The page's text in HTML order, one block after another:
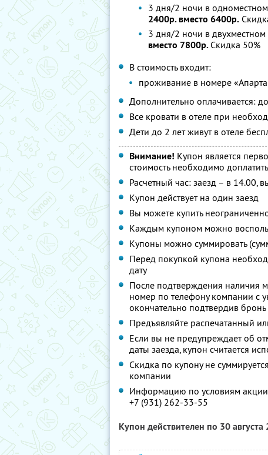
3 дня/2 ночи в
2400р. вместо 6400р.
3 дня/2 ночи в
вместо 7800р. Скидка 50%
В стоимость входит:
проживание в номере
Дополнительно оплачивается:
Все кровати в отеле при
Дети до 2 лет живут в отеле
Внимание! Купон является
стоимость необходимо
Расчетный час: заезд – в 14.00,
Купон действует на один заезд
Вы можете купить
Каждым купоном можно
Купоны можно суммировать
Перед покупкой купона
дату
После подтверждения наличия
номер по телефону компании с
окончательно подтвердив бронь
Предъявляйте распечатанный
Если вы не предупреждает об
даты заезда, купон считается
Скидка по купону не
компании
Информацию по условиям акции
+7 (931) 262-33-55
Купон действителен по 30